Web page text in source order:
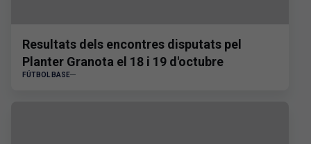
Resultats dels encontres disputats pel
Planter Granota el 18 i 19 d'octubre
FÚTBOL BASE